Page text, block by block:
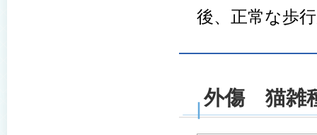
後、正常な歩
外傷 猫雑